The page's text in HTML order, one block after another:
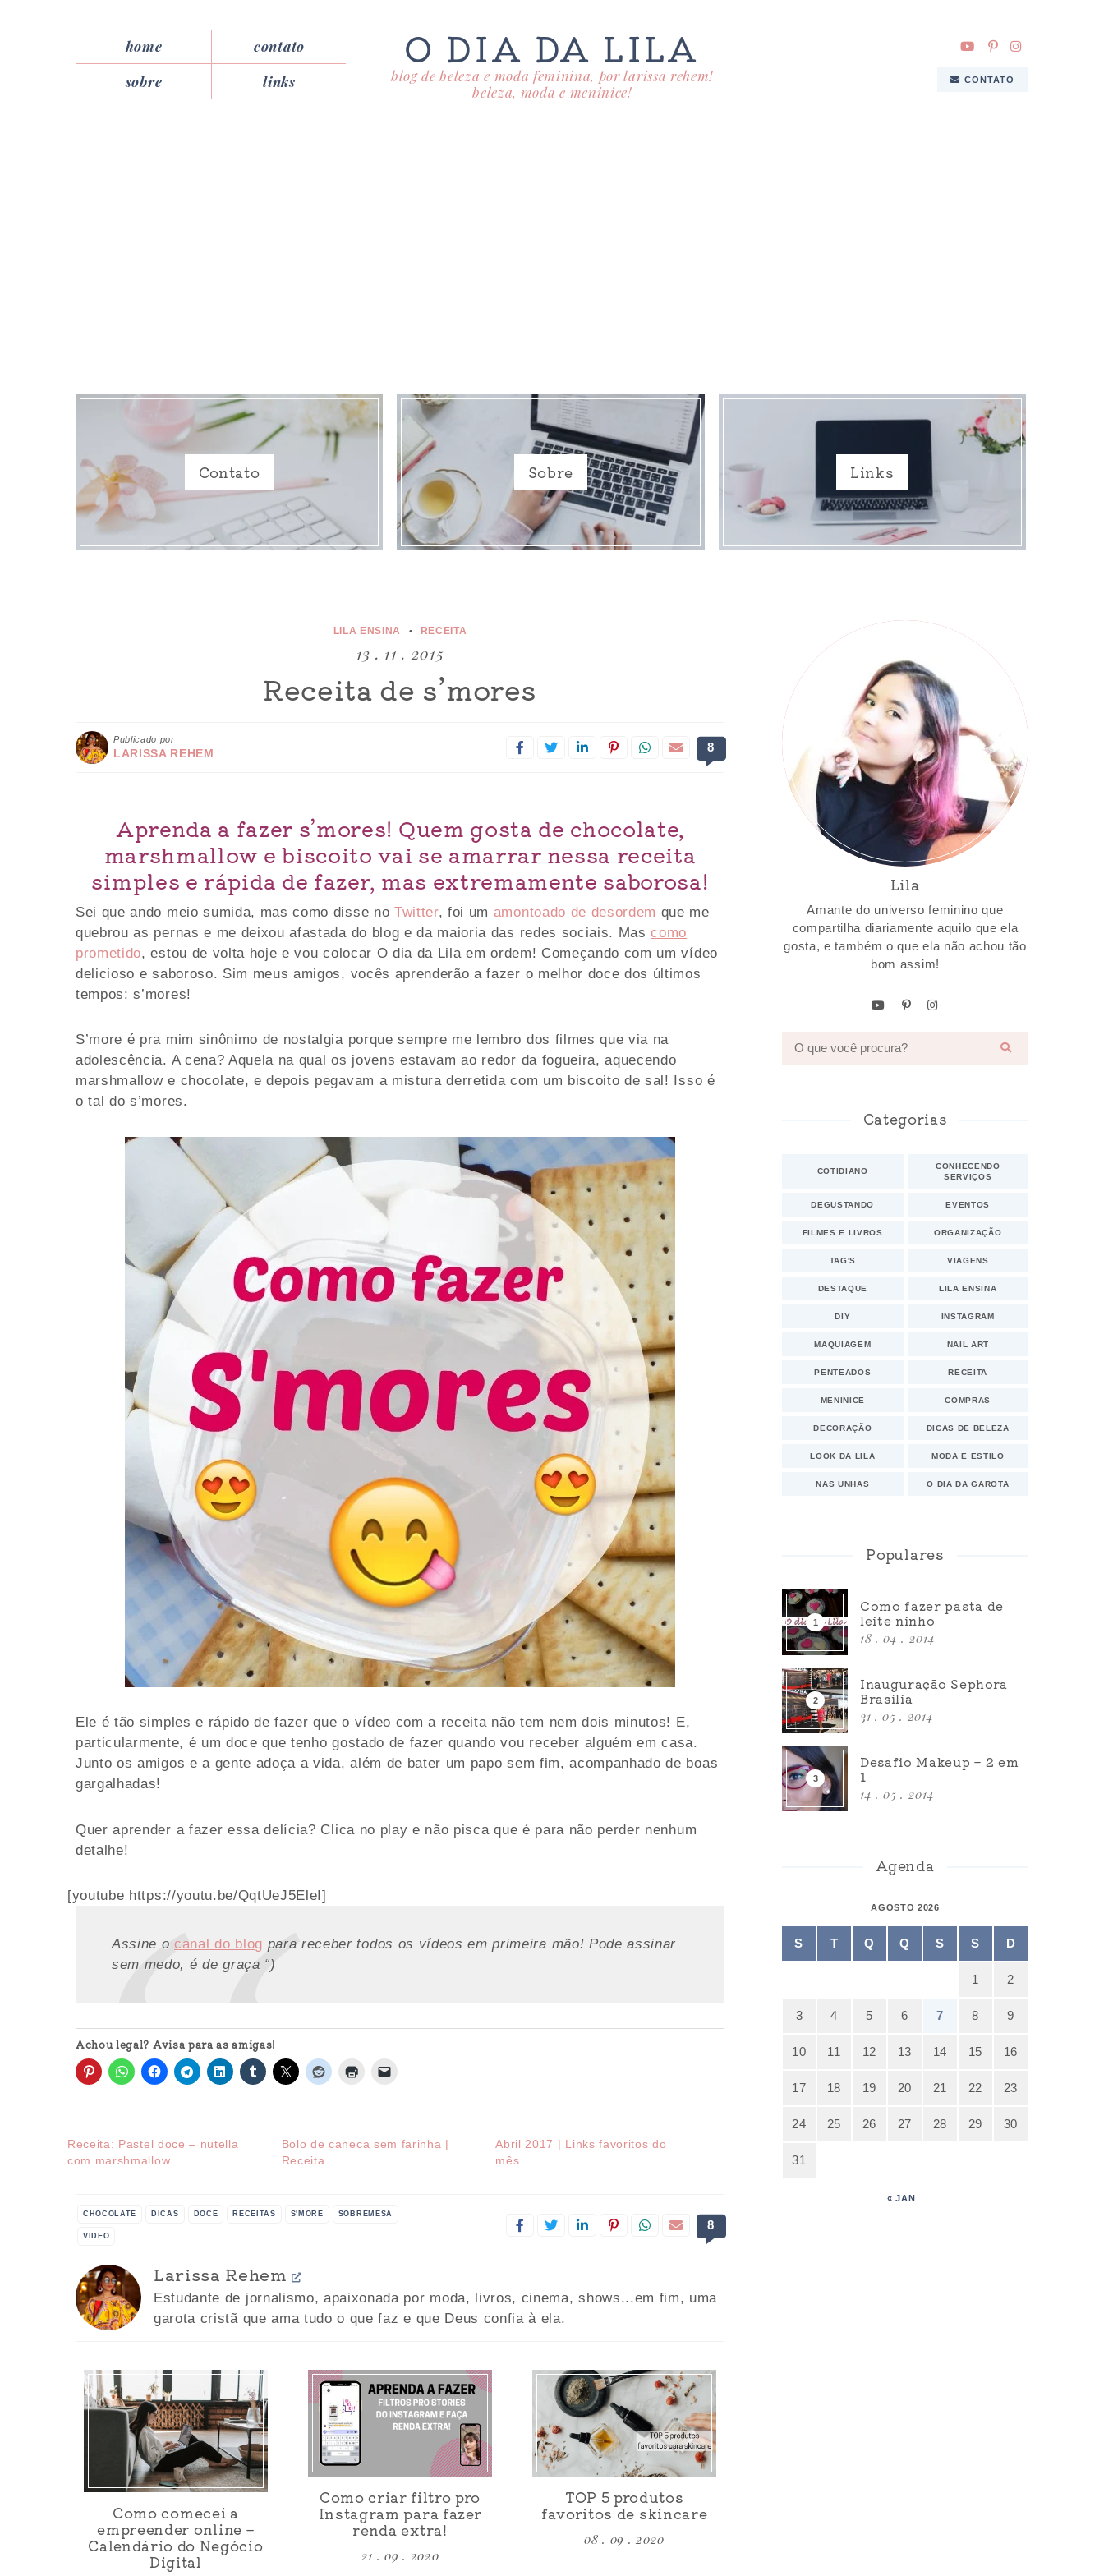
home
contato
sobre
links
O DIA DA LILA
blog de beleza e moda feminina, por larissa rehem!
beleza, moda e meninice!
CONTATO
Contato Sobre Links
LILA ENSINA RECEITA
13 . 11 . 2015
Receita de s’mores
Publicado por
LARISSA REHEM 8
Aprenda a fazer s’mores! Quem gosta de chocolate,
marshmallow e biscoito vai se amarrar nessa receita
simples e rápida de fazer, mas extremamente saborosa!
Sei que ando meio sumida, mas como disse no Twitter, foi um amontoado de desordem que me
quebrou as pernas e me deixou afastada do blog e da maioria das redes sociais. Mascomo
prometido, estou de volta hoje e vou colocar O dia da Lila em ordem! Começando com um vídeo
delicioso e saboroso. Sim meus amigos, vocês aprenderão a fazer o melhor doce dos últimos
tempos: s’mores!
S’more é pra mim sinônimo de nostalgia porque sempre me lembro dos filmes que via na
adolescência. A cena? Aquela na qual os jovens estavam ao redor da fogueira, aquecendo
marshmallow e chocolate, e depois pegavam a mistura derretida com um biscoito de sal! Isso é
o tal do s’mores.
Ele é tão simples e rápido de fazer que o vídeo com a receita não tem nem dois minutos! E,
particularmente, é um doce que tenho gostado de fazer quando vou receber alguém em casa.
Junto os amigos e a gente adoça a vida, além de bater um papo sem fim, acompanhado de boas
gargalhadas!
Quer aprender a fazer essa delícia? Clica no play e não pisca que é para não perder nenhum
detalhe!
[youtube https://youtu.be/QqtUeJ5EleI]
Assine o canal do blog para receber todos os vídeos em primeira mão! Pode assinar
sem medo, é de graça “)
Achou legal? Avisa para as amigas!
Receita: Pastel doce – nutella
com marshmallow
Bolo de caneca sem farinha |
Receita
Abril 2017 | Links favoritos do
mês
CHOCOLATE DICAS DOCE RECEITAS S'MORE SOBREMESA
VIDEO
8
Larissa Rehem
Estudante de jornalismo, apaixonada por moda, livros, cinema, shows...em fim, uma
garota cristã que ama tudo o que faz e que Deus confia à ela.
Como comecei a
empreender online –
Calendário do Negócio
Digital
Como criar filtro pro
Instagram para fazer
renda extra!
21 . 09 . 2020
TOP 5 produtos
favoritos de skincare
08 . 09 . 2020
Lila
Amante do universo feminino que
compartilha diariamente aquilo que ela
gosta, e também o que ela não achou tão
bom assim!
Categorias
COTIDIANO
CONHECENDO
SERVIÇOS
DEGUSTANDO EVENTOS
FILMES E LIVROS ORGANIZAÇÃO
TAG'S VIAGENS
DESTAQUE LILA ENSINA
DIY INSTAGRAM
MAQUIAGEM NAIL ART
PENTEADOS RECEITA
MENINICE COMPRAS
DECORAÇÃO DICAS DE BELEZA
LOOK DA LILA MODA E ESTILO
NAS UNHAS O DIA DA GAROTA
Populares
Como fazer pasta de
leite ninho
18 . 04 . 2014
Inauguração Sephora
Brasília
31 . 05 . 2014
Desafio Makeup – 2 em
1
14 . 05 . 2014
Agenda
AGOSTO 2026
S T Q Q S S D
1 2
3 4 5 6 7 8 9
10 11 12 13 14 15 16
17 18 19 20 21 22 23
24 25 26 27 28 29 30
31
« JAN